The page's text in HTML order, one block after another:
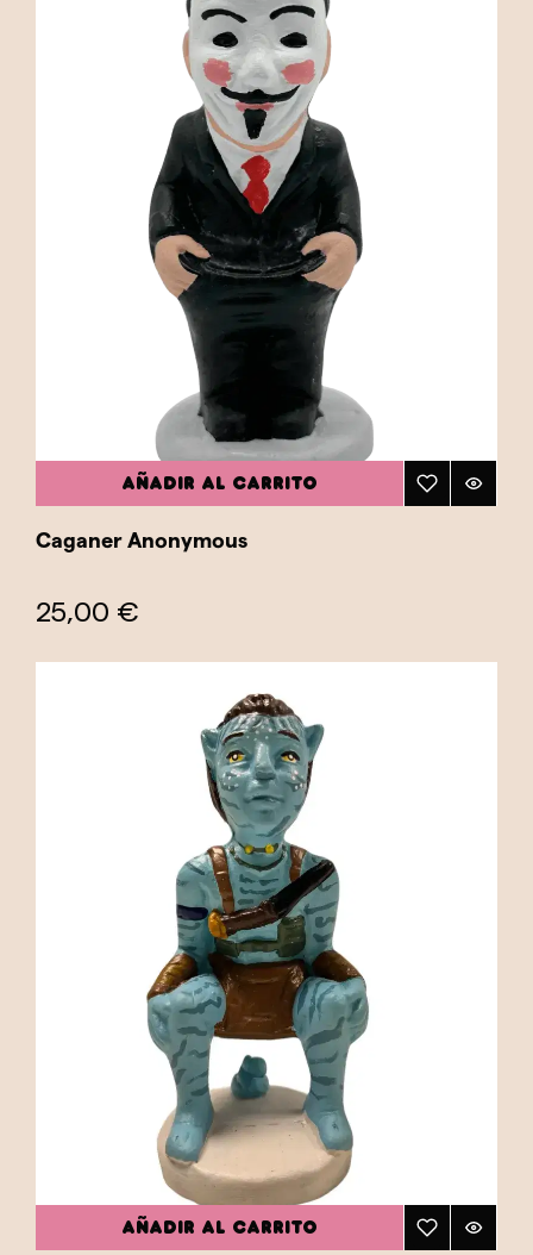
AÑADIR AL CARRITO
Caganer Anonymous
25,00 €
AÑADIR AL CARRITO